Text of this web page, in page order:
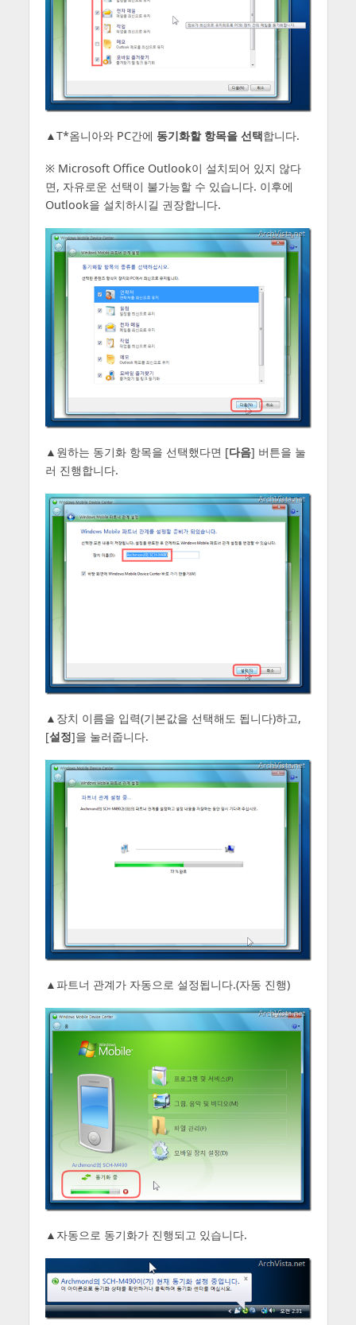
▲T*옴니아와 PC간에 동기화할 항목을 선택합니다.
※ Microsoft Office Outlook이 설치되어 있지 않다
면, 자유로운 선택이 불가능할 수 있습니다. 이후에
Outlook을 설치하시길 권장합니다.
▲원하는 동기화 항목을 선택했다면 [다음] 버튼을 눌
러 진행합니다.
▲장치 이름을 입력(기본값을 선택해도 됩니다)하고,
[설정]을 눌러줍니다.
▲파트너 관계가 자동으로 설정됩니다.(자동 진행)
▲자동으로 동기화가 진행되고 있습니다.